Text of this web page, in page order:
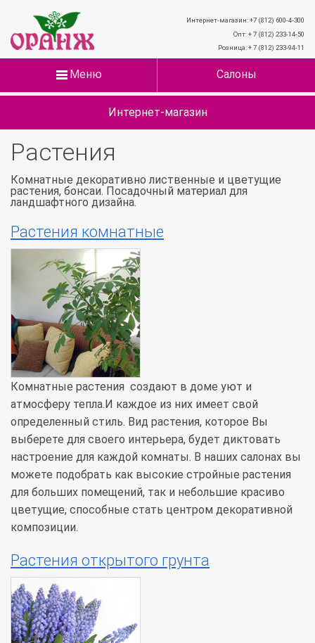
Интернет-магазин: +7 (812) 600-4-300
Опт: + 7 (812) 233-14-50
Розница: + 7 (812) 233-94-11
Меню Салоны
Интернет-магазин
Растения
Комнатные декоративно лиственные и цветущие
растения, бонсаи. Посадочный материал для
ландшафтного дизайна.
Растения комнатные
Комнатные растения создают в доме уют и
атмосферу тепла.И каждое из них имеет свой
определенный стиль. Вид растения, которое Вы
выберете для своего интерьера, будет диктовать
настроение для каждой комнаты. В наших салонах вы
можете подобрать как высокие стройные растения
для больших помещений, так и небольшие красиво
цветущие, способные стать центром декоративной
композиции.
Растения открытого грунта